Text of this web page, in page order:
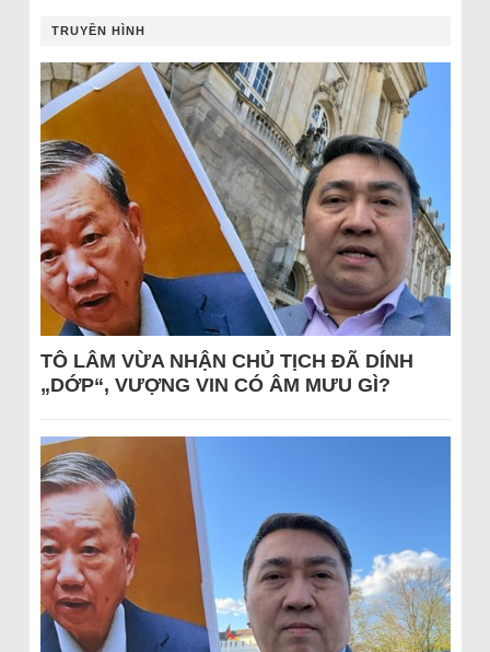
TRUYỀN HÌNH
TÔ LÂM VỪA NHẬN CHỦ TỊCH ĐÃ DÍNH
„DỚP“, VƯỢNG VIN CÓ ÂM MƯU GÌ?